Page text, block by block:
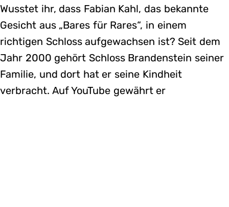
Wusstet ihr, dass Fabian Kahl, das bekannte
Gesicht aus „Bares für Rares“, in einem
richtigen Schloss aufgewachsen ist? Seit dem
Jahr 2000 gehört Schloss Brandenstein seiner
Familie, und dort hat er seine Kindheit
verbracht. Auf YouTube gewährt er